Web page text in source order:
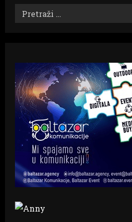
Pretraži: